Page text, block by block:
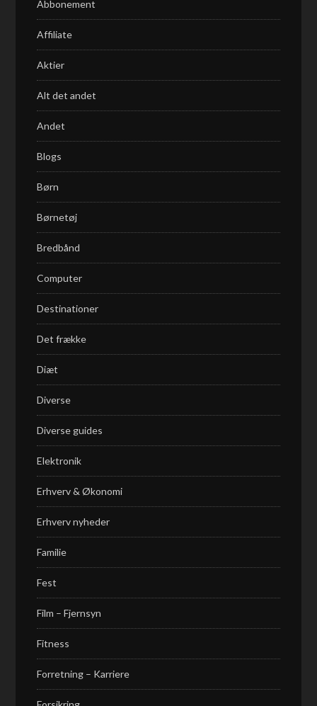
Abbonement
Affiliate
Aktier
Alt det andet
Andet
Blogs
Børn
Børnetøj
Bredbånd
Computer
Destinationer
Det frække
Diæt
Diverse
Diverse guides
Elektronik
Erhverv & Økonomi
Erhverv nyheder
Familie
Fest
Film – Fjernsyn
Fitness
Forretning – Karriere